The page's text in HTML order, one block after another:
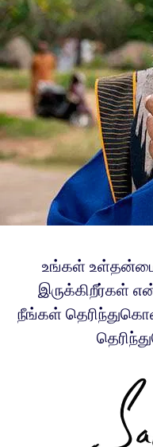
உங்கள்
இருக்கிறீர்கள்
நீங்கள்